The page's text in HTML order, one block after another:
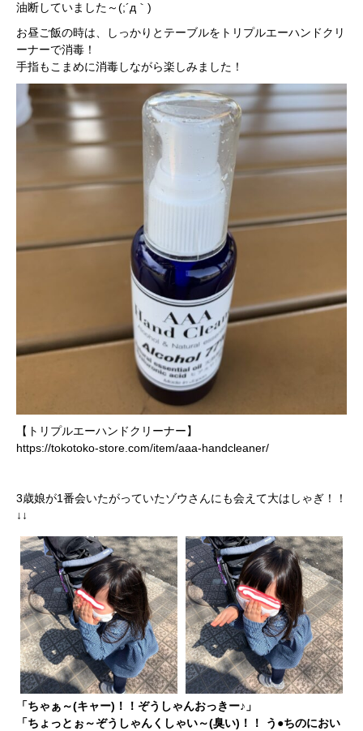
油断していました～(;´д｀)
お昼ご飯の時は、しっかりとテーブルをトリプルエーハンドクリ
ーナーで消毒！
手指もこまめに消毒しながら楽しみました！
【トリプルエーハンドクリーナー】
https://tokotoko-store.com/item/aaa-handcleaner/
3歳娘が1番会いたがっていたゾウさんにも会えて大はしゃぎ！！
↓↓
「ちゃぁ～(キャー)！！ぞうしゃんおっきー♪」
「ちょっとぉ～ぞうしゃんくしゃい～(臭い)！！ う●ちのにおい